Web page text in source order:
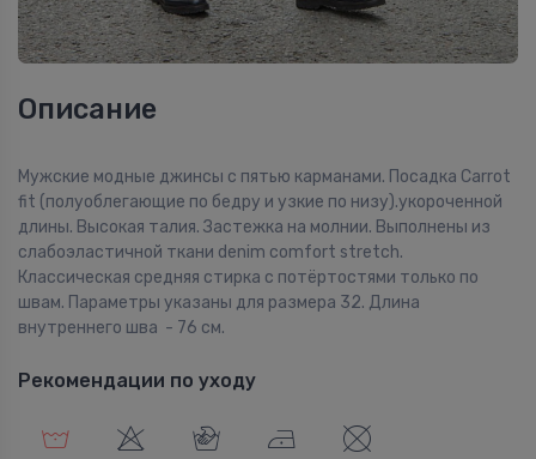
Описание
Мужские модные джинсы с пятью карманами. Посадка Carrot
fit (полуоблегающие по бедру и узкие по низу).укороченной
длины. Высокая талия. Застежка на молнии. Выполнены из
слабоэластичной ткани denim comfort stretch.
Классическая средняя стирка с потёртостями только по
швам. Параметры указаны для размера 32. Длина
внутреннего шва - 76 см.
Рекомендации по уходу